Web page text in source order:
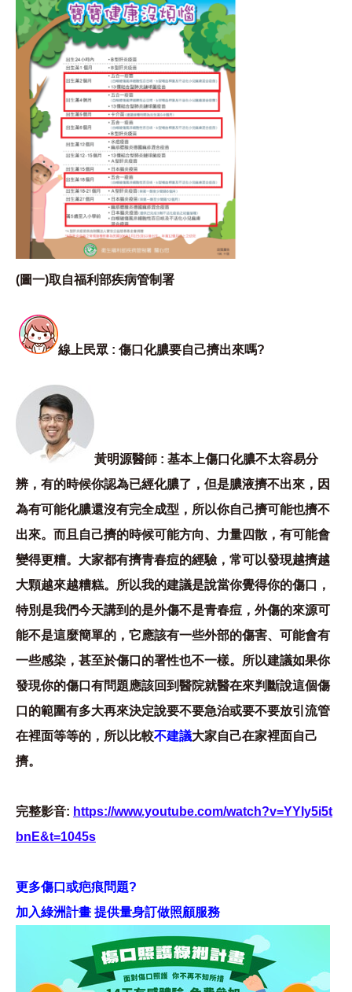
(圖一)取自福利部疾病管制署
線上民眾 : 傷口化膿要自己擠出來嗎?
黃明源醫師 : 基本上傷口化膿不太容易分
辨，有的時候你認為已經化膿了，但是膿液擠不出來，因
為有可能化膿還沒有完全成型，所以你自己擠可能也擠不
出來。而且自己擠的時候可能方向、力量四散，有可能會
變得更糟。大家都有擠青春痘的經驗，常可以發現越擠越
大顆越來越糟糕。所以我的建議是說當你覺得你的傷口，
特別是我們今天講到的是外傷不是青春痘，外傷的來源可
能不是這麼簡單的，它應該有一些外部的傷害、可能會有
一些感染，甚至於傷口的署性也不一樣。所以建議如果你
發現你的傷口有問題應該回到醫院就醫在來判斷說這個傷
口的範圍有多大再來決定說要不要急治或要不要放引流管
在裡面等等的，所以比較不建議大家自己在家裡面自己
擠。
完整影音: https://www.youtube.com/watch?v=YYIy5i5t
bnE&t=1045s
更多傷口或疤痕問題?
加入綠洲計畫 提供量身訂做照顧服務